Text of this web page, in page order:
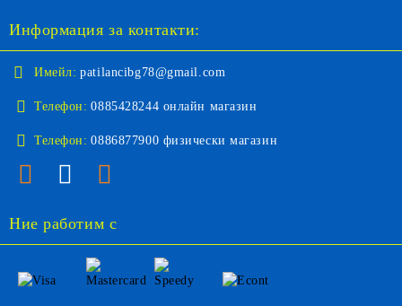
Информация за контакти:
Имейл: patilancibg78@gmail.com
Телефон: 0885428244 онлайн магазин
Телефон: 0886877900 физически магазин
Ние работим с